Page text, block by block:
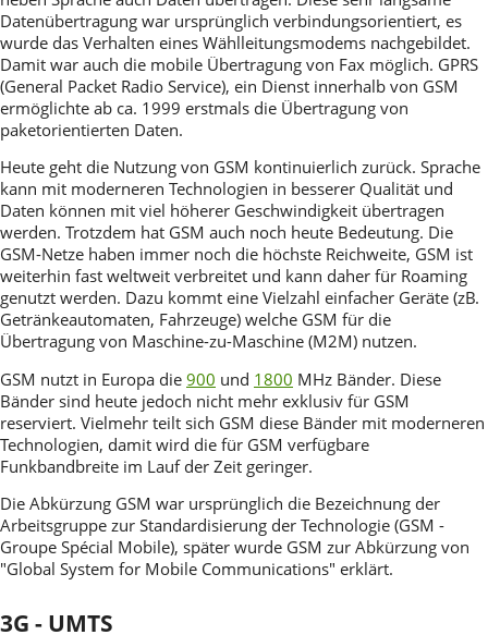
Datenübertragung war ursprünglich verbindungsorientiert, es
wurde das Verhalten eines Wählleitungsmodems nachgebildet.
Damit war auch die mobile Übertragung von Fax möglich. GPRS
(General Packet Radio Service), ein Dienst innerhalb von GSM
ermöglichte ab ca. 1999 erstmals die Übertragung von
paketorientierten Daten.
Heute geht die Nutzung von GSM kontinuierlich zurück. Sprache
kann mit moderneren Technologien in besserer Qualität und
Daten können mit viel höherer Geschwindigkeit übertragen
werden. Trotzdem hat GSM auch noch heute Bedeutung. Die
GSM-Netze haben immer noch die höchste Reichweite, GSM ist
weiterhin fast weltweit verbreitet und kann daher für Roaming
genutzt werden. Dazu kommt eine Vielzahl einfacher Geräte (zB.
Getränkeautomaten, Fahrzeuge) welche GSM für die
Übertragung von Maschine-zu-Maschine (M2M) nutzen.
GSM nutzt in Europa die 900 und 1800 MHz Bänder. Diese
Bänder sind heute jedoch nicht mehr exklusiv für GSM
reserviert. Vielmehr teilt sich GSM diese Bänder mit moderneren
Technologien, damit wird die für GSM verfügbare
Funkbandbreite im Lauf der Zeit geringer.
Die Abkürzung GSM war ursprünglich die Bezeichnung der
Arbeitsgruppe zur Standardisierung der Technologie (GSM -
Groupe Spécial Mobile), später wurde GSM zur Abkürzung von
"Global System for Mobile Communications" erklärt.
3G - UMTS